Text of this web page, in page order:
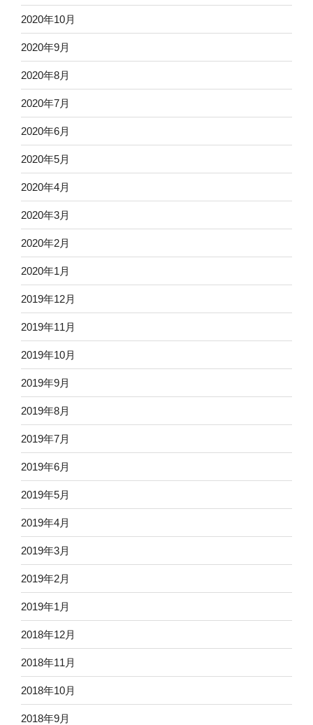
2020年10月
2020年9月
2020年8月
2020年7月
2020年6月
2020年5月
2020年4月
2020年3月
2020年2月
2020年1月
2019年12月
2019年11月
2019年10月
2019年9月
2019年8月
2019年7月
2019年6月
2019年5月
2019年4月
2019年3月
2019年2月
2019年1月
2018年12月
2018年11月
2018年10月
2018年9月